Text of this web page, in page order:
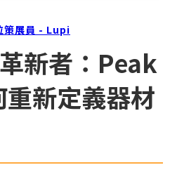
策展員 - Lupi
新者：Peak
新定義器材